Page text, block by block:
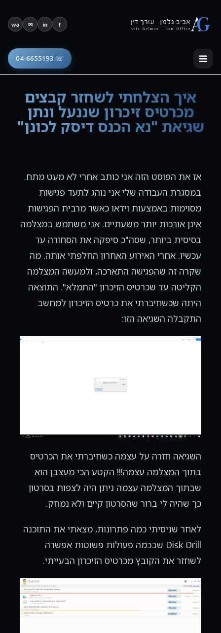
פתח סרגל נגישות
☏ 04-6655193
f
in
✉
wa
איך הצלחתי לשחזר קבצים
מכרטיס זיכרון שננעל ונתן
שגיאת "נא הכנס דיסק לכונן"
אז את הפוסט הזה אני כותב אחרי לא מעט מתח.
במסגרת העבודה שלי אני נוהג לתעד פגישות
מסוימות באמצעות וידאו כאשר מרבית הפגישות
אינן אורכות יותר משעתיים. אני משתמש במצלמה
בסיסית ביותר, שסה"כ סיפקה את הסחורה עד
עכשיו. אחרי האירוע האחרון החלפתי אותה. מה
שקרה זה שהפגישה התארכה, ולמעשה המצלמה
הקליטה עד שכרטיס הזיכרון "התמלא". התוצאה
היתה שכשחיברתי את כרטיס הזיכרון למחשב
התקבלה השגיאה הזו:
השגיאה חזרה על עצמה כשחיברתי את הכרטיס
בתוך המצלמה עצמה!!! הקטע הכי מעצבן הוא
שבתוך המצלמה עצמה ניתן היה לצפות בסרטון
כך שהיה לי ברור שהסרטון קיים ולא נמחק.
לאחר שניסיתי כמה פתרונות, מצאתי את התוכנה
Disk Drill שבכמה פעולות פשוטות אפשרה
לשחזר את הקובץ מכרטיס הזיכרון הבעייתי.